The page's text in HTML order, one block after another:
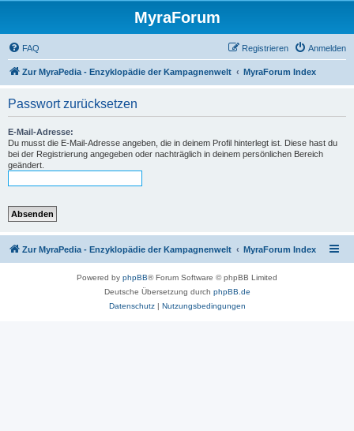
MyraForum
FAQ Anmelden
Registrieren
Zur MyraPedia - Enzyklopädie der Kampagnenwelt MyraForum Index
Passwort zurücksetzen
E-Mail-Adresse:
Du musst die E-Mail-Adresse angeben, die in deinem Profil hinterlegt ist. Diese hast du
bei der Registrierung angegeben oder nachträglich in deinem persönlichen Bereich
geändert.
Zur MyraPedia - Enzyklopädie der Kampagnenwelt MyraForum Index
Powered by phpBB® Forum Software © phpBB Limited
Deutsche Übersetzung durch phpBB.de
Datenschutz| Nutzungsbedingungen